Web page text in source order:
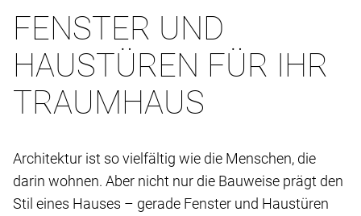
FENSTER UND
HAUSTÜREN FÜR IHR
TRAUMHAUS
Architektur ist so vielfältig wie die Menschen, die
darin wohnen. Aber nicht nur die Bauweise prägt den
Stil eines Hauses – gerade Fenster und Haustüren